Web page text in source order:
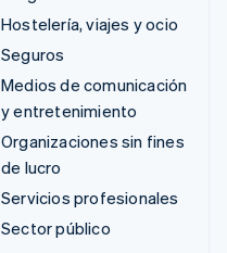
Hostelería, viajes y ocio
Seguros
Medios de comunicación
y entretenimiento
Organizaciones sin fines
de lucro
Servicios profesionales
Sector público